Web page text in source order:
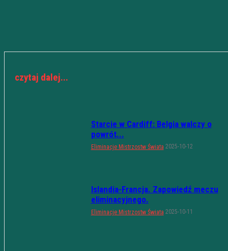
czytaj dalej...
Starcie w Cardiff: Belgia walczy o
powrót...
Eliminacje Mistrzostw Świata 2025-10-12
Islandia-Francja. Zapowiedź meczu
eliminacyjnego.
Eliminacje Mistrzostw Świata 2025-10-11